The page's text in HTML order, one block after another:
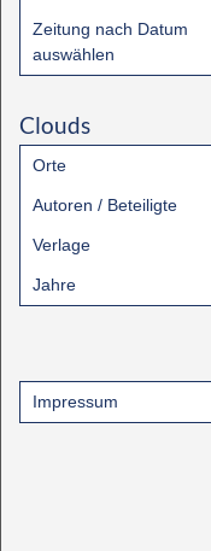
Zeitung nach Datum
auswählen
Clouds
Orte
Autoren / Beteiligte
Verlage
Jahre
Impressum